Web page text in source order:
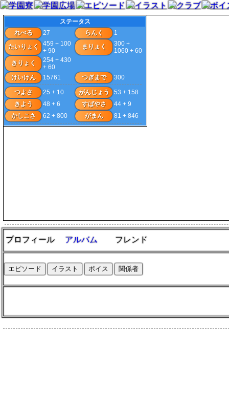
ステータス
れべる
27 らんく
1
たいりょく
459 + 100
+ 90
まりょく
300 +
1060 + 60
きりょく
254 + 430
+ 60
けいけん
15761 つぎまで 300
つよさ 25 + 10 がんじょう
53 + 158
きよう
48 + 6 すばやさ
44 + 9
かしこさ
62 + 800 がまん 81 + 846
プロフィール アルバム フレンド
エピソード イラスト ボイス 関係者